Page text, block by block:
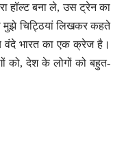
हॉल्ट बना ले, उस ट्रेन का
चिट्ठियां लिखकर कहते
वंदे भारत का एक क्रेज है।
को, देश के लोगों को बहुत-